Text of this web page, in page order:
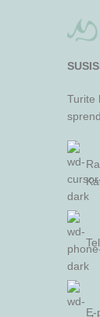
Turite
E-